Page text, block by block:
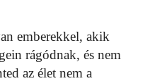
emberekkel, akik
rágódnak, és nem
az élet nem a